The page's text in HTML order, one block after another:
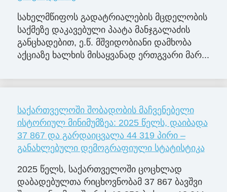
სახელმწიფოს გადატრიალების მცდელობის
საქმეზე დაკავებული პაატა მანჯგალაძის
განცხადებით, ე.წ. მშვიდობიანი დამხობა
აქციაზე ხალხის მისაყვანად ერთგვარი მარ...
საქართველოში შობადობის მაჩვენებელი
ისტორიულ მინიმუმზეა: 2025 წელს, დაიბადა
37 867 და გარდაიცვალა 44 319 პირი –
განახლებული დემოგრაფიული სტატისტიკა
2025 წელს, საქართველოში ცოცხლად
დაბადებულთა რიცხოვნობამ 37 867 ბავშვი